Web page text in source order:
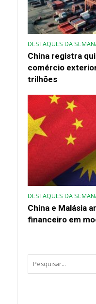
DESTAQUES DA
China registra
comércio
trilhões
DESTAQUES DA
China e Malásia
financeiro em